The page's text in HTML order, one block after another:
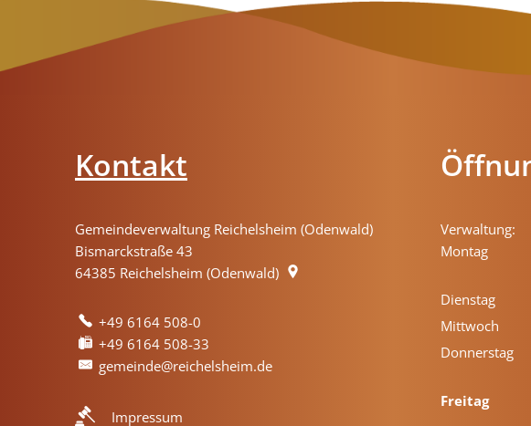
Kontakt
Gemeindeverwaltung Reichelsheim (Odenwald)
Bismarckstraße 43
64385 Reichelsheim (Odenwald)
+49 6164 508-0
+49 6164 508-33
gemeinde@reichelsheim.de
Impressum
Verwaltung:
Montag
Dienstag
Mittwoch
Donnerstag
Freitag